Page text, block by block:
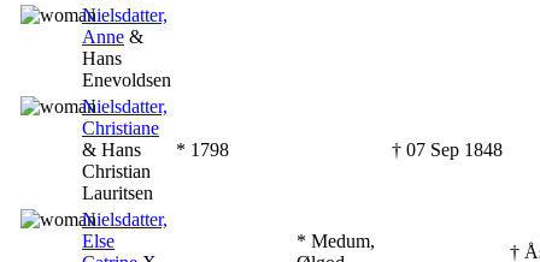
Nielsdatter,
Anne &
Hans
Enevoldsen
Nielsdatter,
Christiane
& Hans
Christian
Lauritsen
* ‎1798 † ‎07 Sep 1848
Nielsdatter,
Else
* Medum,
†